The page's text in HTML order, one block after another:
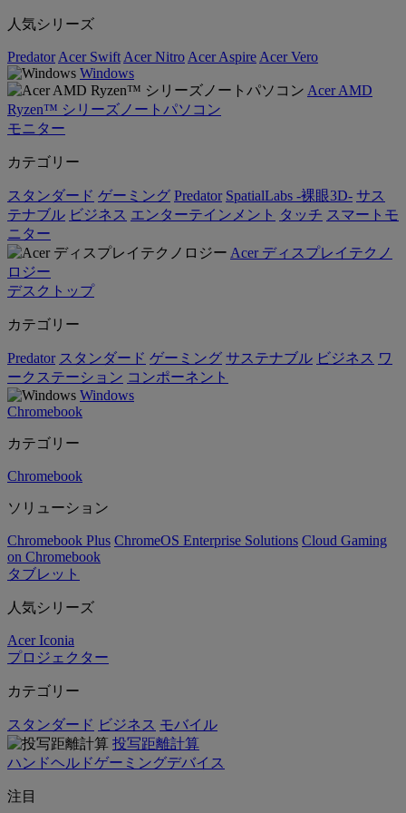
人気シリーズ
Predator Acer Swift Acer Nitro Acer Aspire Acer Vero
Windows
Acer AMD
Ryzen™ シリーズノートパソコン
モニター
カテゴリー
スタンダード ゲーミング Predator SpatialLabs -裸眼3D- サス
テナブル ビジネス エンターテインメント タッチ スマートモ
ニター
Acer ディスプレイテクノ
ロジー
デスクトップ
カテゴリー
Predator スタンダード ゲーミング サステナブル ビジネス ワ
ークステーション コンポーネント
Windows
Chromebook
カテゴリー
Chromebook
ソリューション
Chromebook Plus ChromeOS Enterprise Solutions Cloud Gaming
on Chromebook
タブレット
人気シリーズ
Acer Iconia
プロジェクター
カテゴリー
スタンダード ビジネス モバイル
投写距離計算
ハンドヘルドゲーミングデバイス
注目